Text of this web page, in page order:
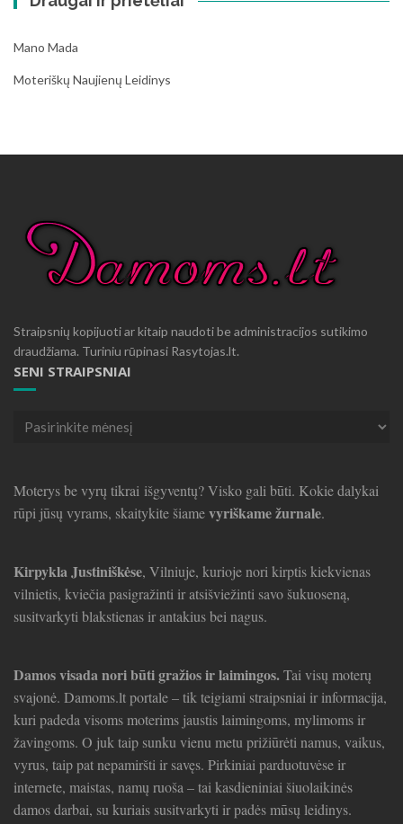
Mano Mada
Moteriškų Naujienų Leidinys
Straipsnių kopijuoti ar kitaip naudoti be administracijos sutikimo
draudžiama. Turiniu rūpinasi Rasytojas.lt.
SENI STRAIPSNIAI
Seni
Moterys be vyrų tikrai išgyventų? Visko gali būti. Kokie dalykai
rūpi jūsų vyrams, skaitykite šiamevyriškame žurnale.
Kirpykla Justiniškėse, Vilniuje, kurioje nori kirptis kiekvienas
vilnietis, kviečia pasigražinti ir atsišviežinti savo šukuoseną,
susitvarkyti blakstienas ir antakius bei nagus.
Damos visada nori būti gražios ir laimingos.Tai visų moterų
svajonė. Damoms.lt portale – tik teigiami straipsniai ir informacija,
kuri padeda visoms moterims jaustis laimingoms, mylimoms ir
žavingoms. O juk taip sunku vienu metu prižiūrėti namus, vaikus,
vyrus, taip pat nepamiršti ir savęs. Pirkiniai parduotuvėse ir
internete, maistas, namų ruoša – tai kasdieniniai šiuolaikinės
damos darbai, su kuriais susitvarkyti ir padės mūsų leidinys.